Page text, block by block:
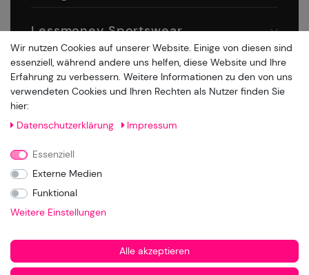
Lessmoney Sportswear
Rechtliches
Alle Preise inkl. der gesetzl. MwSt. und Versandkosten.
© Copyright 2021 bei Lessmoney Sportswear, Patrick Sarfo. Alle
Wir nutzen Cookies auf unserer Website. Einige von diesen sind
essenziell, während andere uns helfen, diese Website und Ihre
Erfahrung zu verbessern. Weitere Informationen zu den von uns
verwendeten Cookies und Ihren Rechten als Nutzer finden Sie
hier:
Daten­schutz­erklärung
Impressum
Essenziell
Externe Medien
Funktional
Weitere Einstellungen
Alle akzeptieren